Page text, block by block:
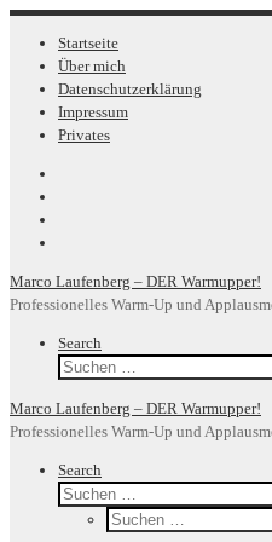
Zum
Inhalt
springen
Startseite
Über mich
Datenschutzerklärung
Impressum
Privates
Marco Laufenberg – DER Warmupper!
Professionelles Warm-Up und
Search
Suche
Marco Laufenberg – DER Warmupper!
Professionelles Warm-Up und
Search
Suche
Suche